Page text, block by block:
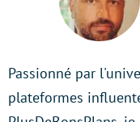
Passionné par
plateformes